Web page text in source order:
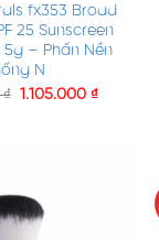
fx353 Broad
25 Sunscreen
– Phấn Nền
N
₫ 1.105.000 ₫